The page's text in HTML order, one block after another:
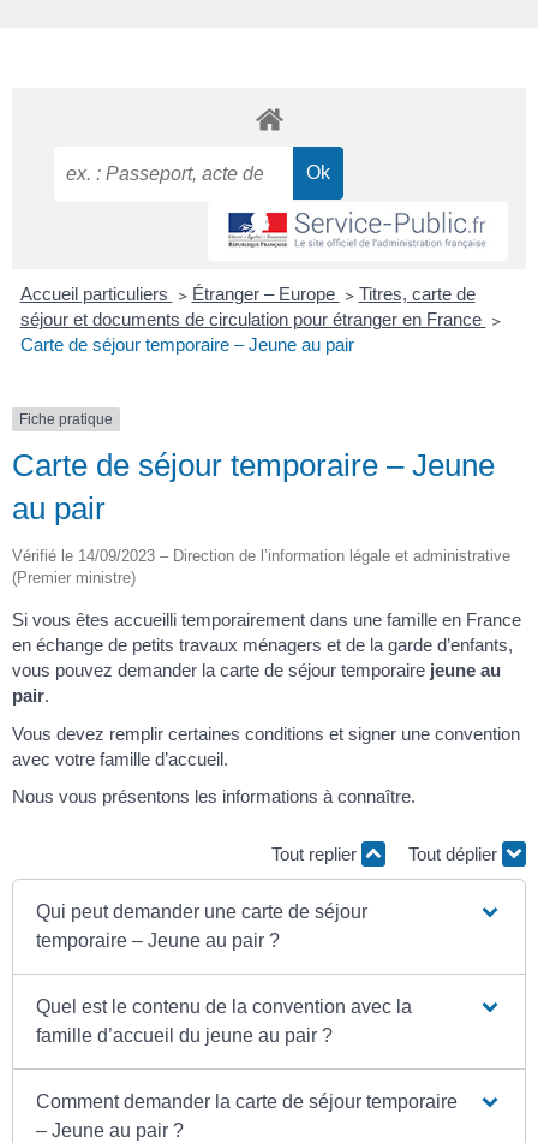
Accueil particuliers > Étranger – Europe > Titres, carte de
séjour et documents de circulation pour étranger en France >
Carte de séjour temporaire – Jeune au pair
Fiche pratique
Carte de séjour temporaire – Jeune
au pair
Vérifié le 14/09/2023 – Direction de l’information légale et administrative
(Premier ministre)
Si vous êtes accueilli temporairement dans une famille en France
en échange de petits travaux ménagers et de la garde d’enfants,
vous pouvez demander la carte de séjour temporaire jeune au
pair.
Vous devez remplir certaines conditions et signer une convention
avec votre famille d’accueil.
Nous vous présentons les informations à connaître.
Tout replier Tout déplier
Qui peut demander une carte de séjour
temporaire – Jeune au pair ?
Quel est le contenu de la convention avec la
famille d’accueil du jeune au pair ?
Comment demander la carte de séjour temporaire
– Jeune au pair ?